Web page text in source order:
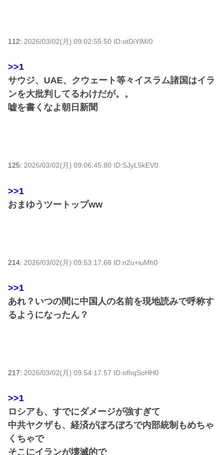
112: 2026/03/02(月) 09:02:55.50 ID:otDiYlM/0
>>1
サウジ、UAE、クウェート等々イスラム諸国はイラ
ンを大批判してるわけだが。。
嘘を書くなよ朝日新聞
125: 2026/03/02(月) 09:06:45.80 ID:SJyL5kEV0
>>1
おまゆうツートップww
214: 2026/03/02(月) 09:53:17.68 ID:n2u+iuMh0
>>1
あれ？いつの間に中国人の名前を現地読みで呼称す
るようになったん？
217: 2026/03/02(月) 09:54:17.57 ID:ofhqSoHH0
>>1
ロシアも、すでにダメージが強すぎて
中共ヤクザも、経済がぼろぼろで内部統制もめちゃ
くちゃで
そこにイランが壊滅的で